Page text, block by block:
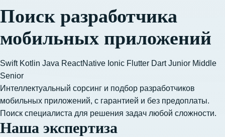
Поиск разработчика
мобильных приложений
Swift Kotlin Java ReactNative Ionic Flutter DartJunior Middle
Senior
Интеллектуальный сорсинг и подбор разработчиков
мобильных приложений, с гарантией и без предоплаты.
Поиск специалиста для решения задач любой сложности.
Наша экспертиза​